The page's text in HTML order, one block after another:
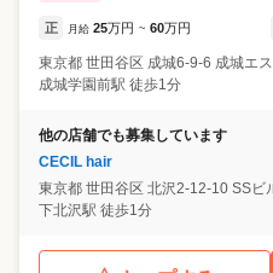
正 月給 25万円 ~ 60万円
東京都 世田谷区 成城6-9-6 成城エ
成城学園前駅 徒歩1分
他の店舗でも募集しています
CECIL hair
東京都 世田谷区 北沢2-12-10 SSビ
下北沢駅 徒歩1分